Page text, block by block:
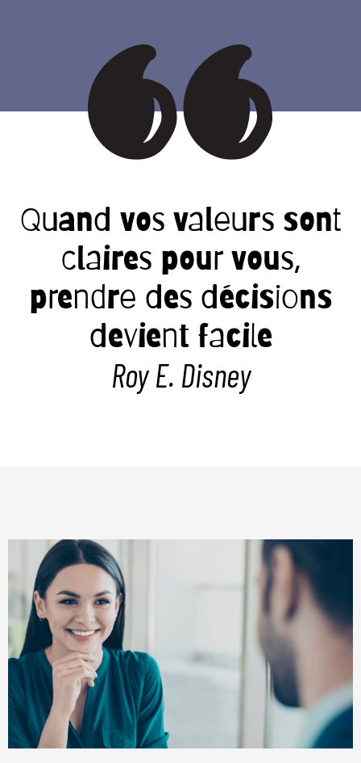
Quand vos valeurs sont
claires pour vous,
prendre des décisions
devient facile
Roy E. Disney